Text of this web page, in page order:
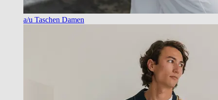
a/u Taschen Damen